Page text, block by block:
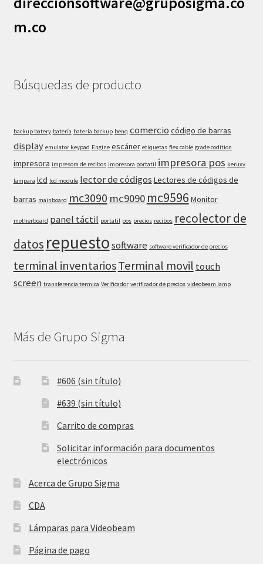
m.co
Búsquedas de producto
backup batery batería batería backup benq comercio código de barras
display emulator keypad Engine escáner etiquetas flex cable grade codition
impresora impresora de recibos impresora portatil impresora pos keruxv
lampara lcd lcd module lector de códigos Lectores de códigos de
barras mainboard mc3090 mc9090 mc9596 Monitor
motherboard panel táctil portatil pos precios recibos recolector de
datos repuestosoftware software verificador de precios
terminal inventariosTerminal movil touch
screen transferencia termica Verificador verificador de precios videobeam lamp
Más de Grupo Sigma
#606 (sin título)
#639 (sin título)
Carrito de compras
Solicitar información para documentos
electrónicos
Acerca de Grupo Sigma
CDA
Lámparas para Videobeam
Página de pago